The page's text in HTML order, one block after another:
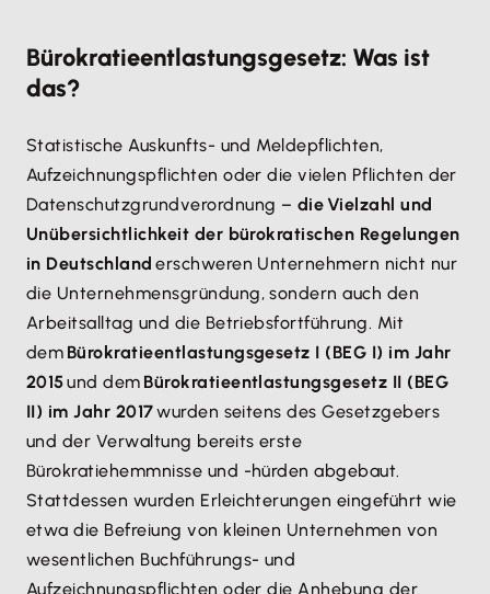
Mehr Informationen
Bürokratieentlastungsgesetz: Was ist
das?
Statistische Auskunfts- und Meldepflichten,
Aufzeichnungspflichten oder die vielen Pflichten der
Datenschutzgrundverordnung – die Vielzahl und
Unübersichtlichkeit der bürokratischen Regelungen
in Deutschland erschweren Unternehmern nicht nur
die Unternehmensgründung, sondern auch den
Arbeitsalltag und die Betriebsfortführung. Mit
dem Bürokratieentlastungsgesetz I (BEG I) im Jahr
2015und dem Bürokratieentlastungsgesetz II (BEG
II) im Jahr 2017wurden seitens des Gesetzgebers
und der Verwaltung bereits erste
Bürokratiehemmnisse und -hürden abgebaut.
Stattdessen wurden Erleichterungen eingeführt wie
etwa die Befreiung von kleinen Unternehmen von
wesentlichen Buchführungs- und
Aufzeichnungspflichten oder die Anhebung der